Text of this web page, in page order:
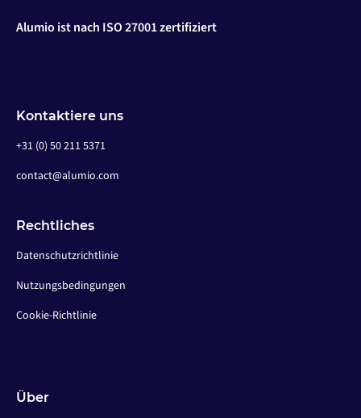
Alumio ist nach ISO 27001 zertifiziert
Kontaktiere uns
+31 (0) 50 211 5371
contact@alumio.com
Rechtliches
Datenschutzrichtlinie
Nutzungsbedingungen
Cookie-Richtlinie
Über